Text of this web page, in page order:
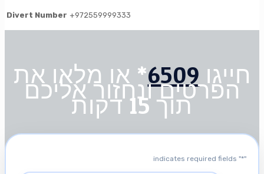
Divert Number +972559999333
חייגו 6509* או מלאו את
הפרטים ונחזור אליכם
תוך 15 דקות
"
*
" indicates required fields